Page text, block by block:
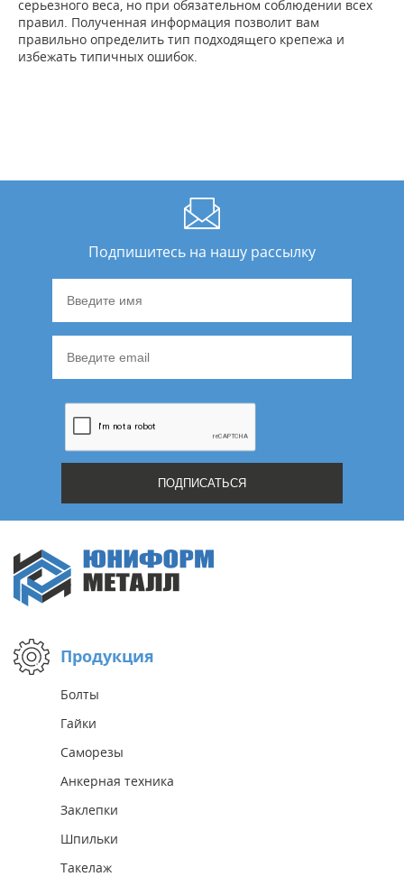
серьезного веса, но при обязательном соблюдении всех
правил. Полученная информация позволит вам
правильно определить тип подходящего крепежа и
избежать типичных ошибок.
Подпишитесь на нашу рассылку
Продукция
Болты
Гайки
Саморезы
Анкерная техника
Заклепки
Шпильки
Такелаж